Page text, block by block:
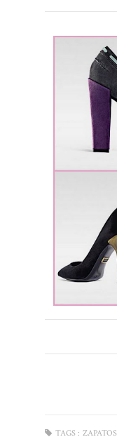
TAGS : ZAPATOS